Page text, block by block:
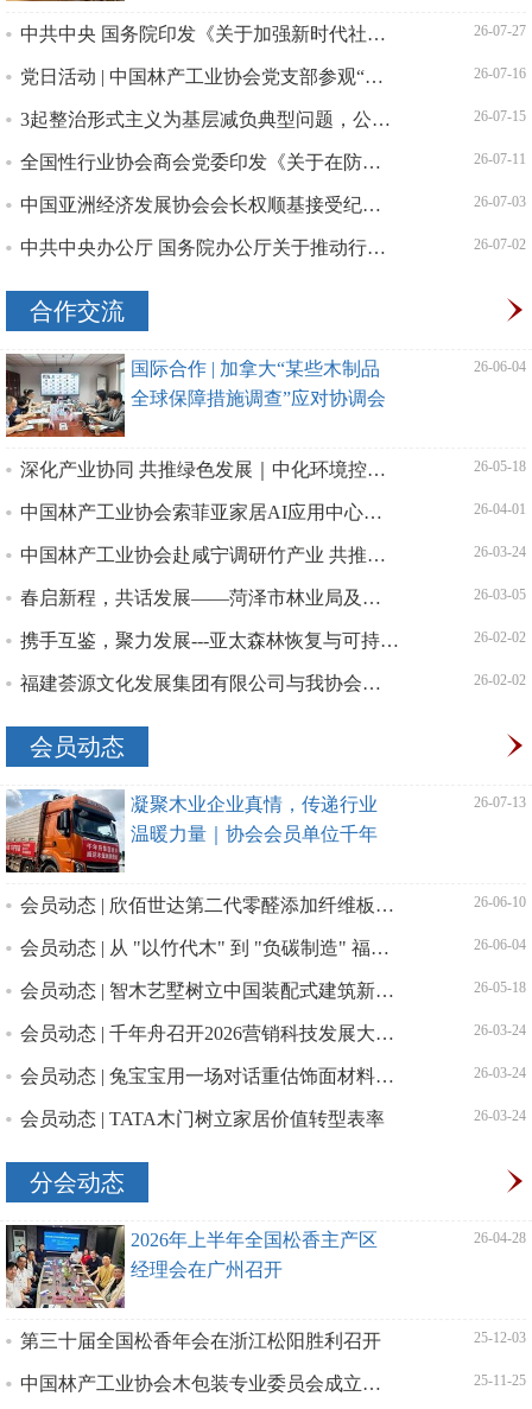
中共中央 国务院印发《关于加强新时代社会工作的意见》 | 26-07-27
党日活动 | 中国林产工业协会党支部参观“永远跟党走”书画摄影展 | 26-07-16
3起整治形式主义为基层减负典型问题，公开通报！ | 26-07-15
全国性行业协会商会党委印发《关于在防汛救灾工作中充分发挥全国性行业协会商会基层党组织战斗堡垒作用和广 | 26-07-11
中国亚洲经济发展协会会长权顺基接受纪律审查和监察调查 | 26-07-03
中共中央办公厅 国务院办公厅关于推动行业协会商会深化改革的意见 | 26-07-02
合作交流
国际合作 | 加拿大“某些木制品
全球保障措施调查”应对协调会
| 26-06-04
深化产业协同 共推绿色发展｜中化环境控股有限公司一行到访中国林产工业协会座谈交流 | 26-05-18
中国林产工业协会索菲亚家居AI应用中心正式揭牌，开启家居行业“智造”新篇章 | 26-04-01
中国林产工业协会赴咸宁调研竹产业 共推百亿产业与“十五五”高质量发展 | 26-03-24
春启新程，共话发展——菏泽市林业局及菏泽林产工业协会一行拜访中国林产工业协会 | 26-03-05
携手互鉴，聚力发展---亚太森林恢复与可持续管理组织（APFNet）一行赴我会座谈交流，共探林业高质 | 26-02-02
福建荟源文化发展集团有限公司与我协会开展深度交流 共话合作展望 | 26-02-02
会员动态
凝聚木业企业真情，传递行业
温暖力量｜协会会员单位千年
| 26-07-13
会员动态 | 欣佰世达第二代零醛添加纤维板成功下线 | 26-06-10
会员动态 | 从 "以竹代木" 到 "负碳制造" 福人森工打造竹产业高质量发展新样板 | 26-06-04
会员动态 | 智木艺墅树立中国装配式建筑新典范 | 26-05-18
会员动态 | 千年舟召开2026营销科技发展大会 以全产业链布局助力林产工业高质量发展 | 26-03-24
会员动态 | 兔宝宝用一场对话重估饰面材料的价值坐标 | 26-03-24
会员动态 | TATA木门树立家居价值转型表率 | 26-03-24
分会动态
2026年上半年全国松香主产区
经理会在广州召开
| 26-04-28
第三十届全国松香年会在浙江松阳胜利召开 | 25-12-03
中国林产工业协会木包装专业委员会成立大会在广西南宁顺利召开 | 25-11-25